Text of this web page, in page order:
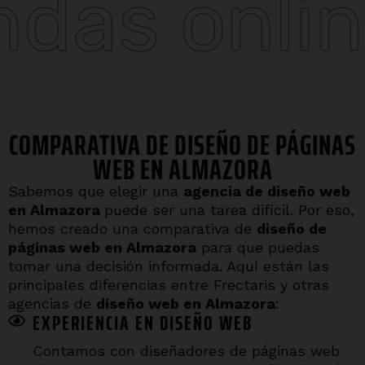
COMPARATIVA DE DISEÑO DE PÁGINAS
WEB EN ALMAZORA
Sabemos que elegir una agencia de diseño web
en Almazora puede ser una tarea difícil. Por eso,
hemos creado una comparativa de diseño de
páginas web en Almazora para que puedas
tomar una decisión informada. Aquí están las
principales diferencias entre Frectaris y otras
agencias de diseño web en Almazora:
EXPERIENCIA EN DISEÑO WEB
Contamos con diseñadores de páginas web